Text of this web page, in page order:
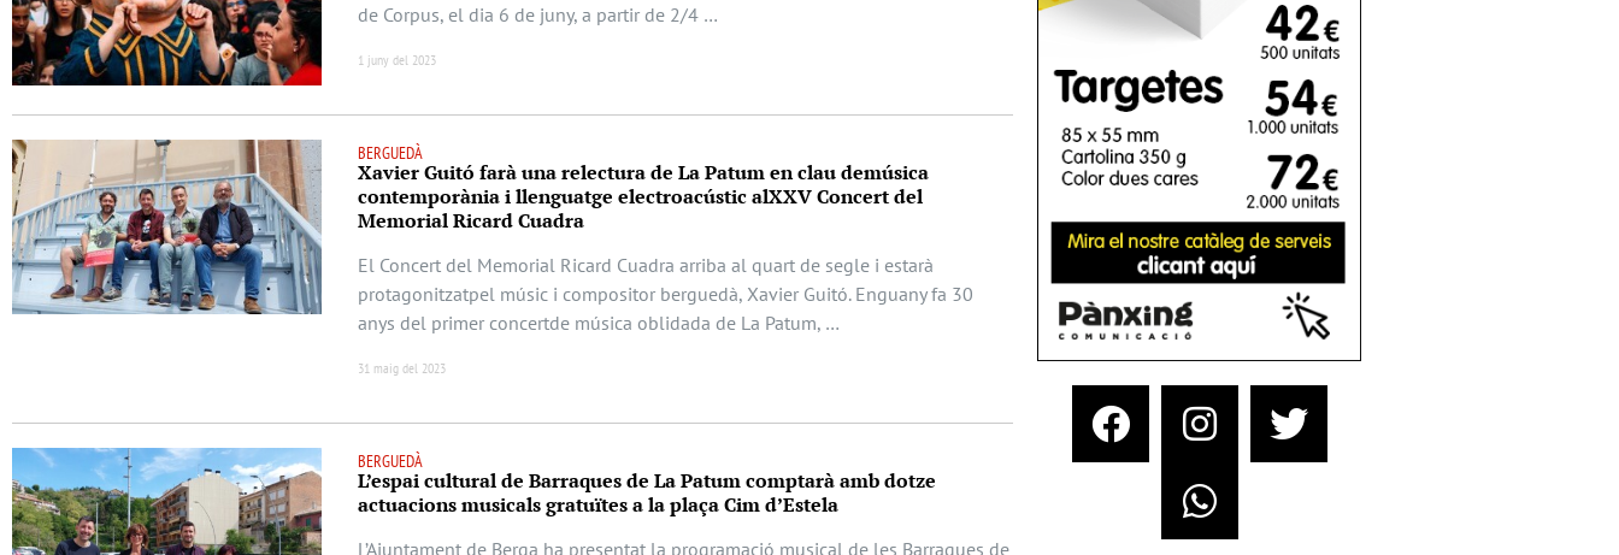
de Corpus, el dia 6 de juny, a partir de 2/4 …
1 juny del 2023
BERGUEDÀ
Xavier Guitó farà una relectura de La Patum en clau demúsica
contemporània i llenguatge electroacústic alXXV Concert del
Memorial Ricard Cuadra
El Concert del Memorial Ricard Cuadra arriba al quart de segle i estarà
protagonitzatpel músic i compositor berguedà, Xavier Guitó. Enguany fa 30
anys del primer concertde música oblidada de La Patum, …
31 maig del 2023
BERGUEDÀ
L’espai cultural de Barraques de La Patum comptarà amb dotze
actuacions musicals gratuïtes a la plaça Cim d’Estela
L’Ajuntament de Berga ha presentat la programació musical de les Barraques de